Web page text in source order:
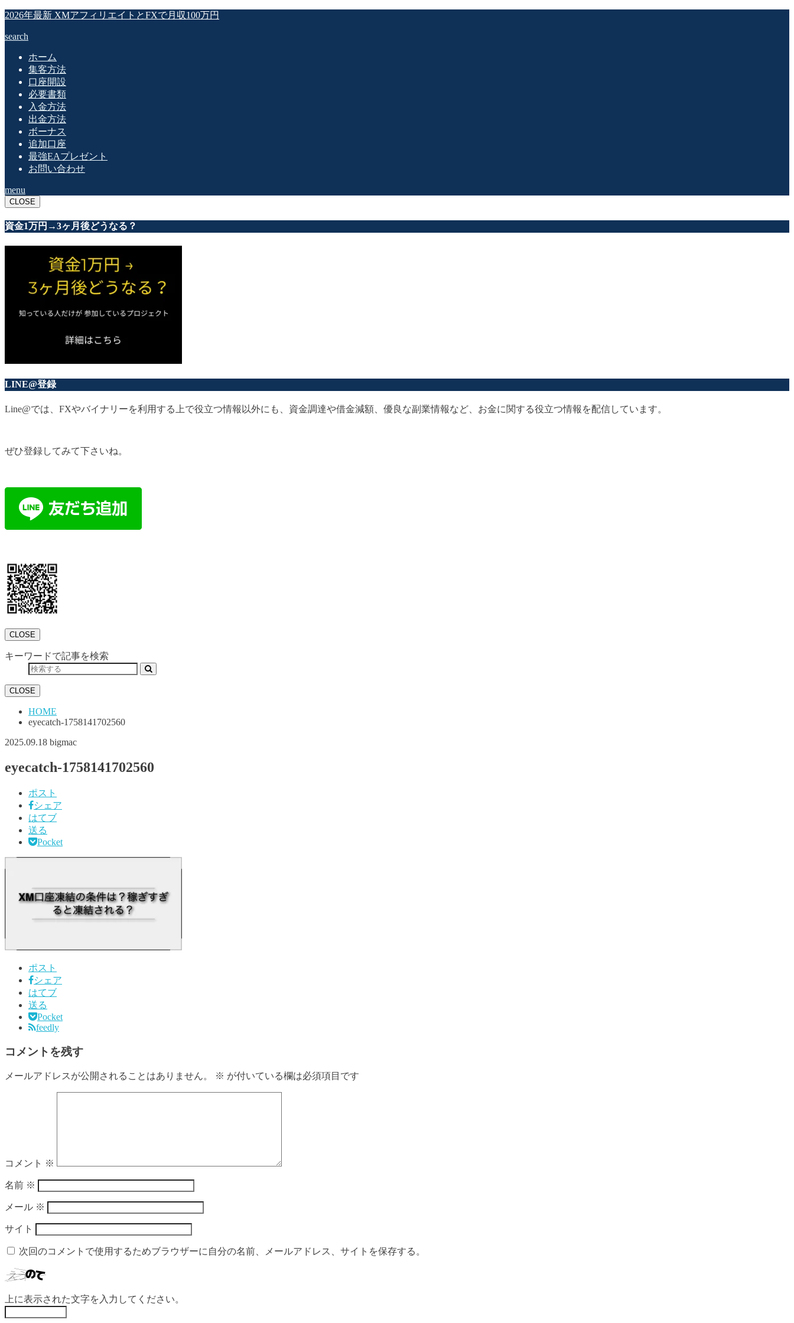
2026年最新 XMアフィリエイトとFXで月収100万円
search
ホーム
集客方法
口座開設
必要書類
入金方法
出金方法
ボーナス
追加口座
最強EAプレゼント
お問い合わせ
menu
CLOSE
資金1万円→3ヶ月後どうなる？
LINE@登録
Line@では、FXやバイナリーを利用する上で役立つ情報以外にも、資金調達や借金減額、優良な副業情報など、お金に関する役立つ情報を配信しています。
ぜひ登録してみて下さいね。
CLOSE
キーワードで記事を検索
CLOSE
HOME
eyecatch-1758141702560
2025.09.18 bigmac
eyecatch-1758141702560
ポスト
シェア
はてブ
送る
Pocket
ポスト
シェア
はてブ
送る
Pocket
feedly
コメントを残す
メールアドレスが公開されることはありません。 ※ が付いている欄は必須項目です
コメント ※
名前 ※
メール ※
サイト
次回のコメントで使用するためブラウザーに自分の名前、メールアドレス、サイトを保存する。
上に表示された文字を入力してください。